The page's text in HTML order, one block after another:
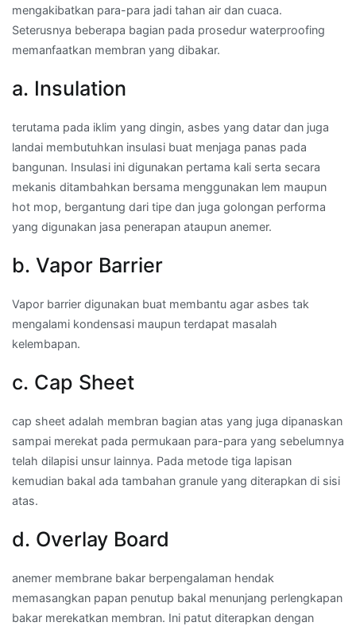
mengakibatkan para-para jadi tahan air dan cuaca.
Seterusnya beberapa bagian pada prosedur waterproofing
memanfaatkan membran yang dibakar.
a. Insulation
terutama pada iklim yang dingin, asbes yang datar dan juga
landai membutuhkan insulasi buat menjaga panas pada
bangunan. Insulasi ini digunakan pertama kali serta secara
mekanis ditambahkan bersama menggunakan lem maupun
hot mop, bergantung dari tipe dan juga golongan performa
yang digunakan jasa penerapan ataupun anemer.
b. Vapor Barrier
Vapor barrier digunakan buat membantu agar asbes tak
mengalami kondensasi maupun terdapat masalah
kelembapan.
c. Cap Sheet
cap sheet adalah membran bagian atas yang juga dipanaskan
sampai merekat pada permukaan para-para yang sebelumnya
telah dilapisi unsur lainnya. Pada metode tiga lapisan
kemudian bakal ada tambahan granule yang diterapkan di sisi
atas.
d. Overlay Board
anemer membrane bakar berpengalaman hendak
memasangkan papan penutup bakal menunjang perlengkapan
bakar merekatkan membran. Ini patut diterapkan dengan